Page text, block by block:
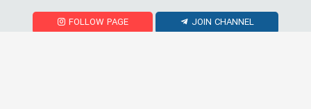
FOLLOW PAGE JOIN CHANNEL